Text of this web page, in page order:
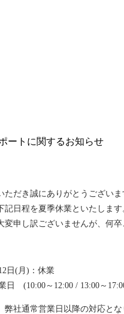
ートに関するお知らせ
だき誠にありがとうございま
日程を夏季休業といたします
変申し訳ございませんが、何
日(月)：休業
日 (10:00～12:00 / 13:00～
弊社通常営業日以降の対応と